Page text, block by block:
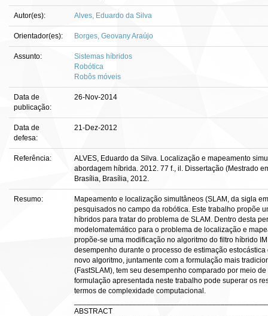
Autor(es): Alves, Eduardo da Silva
Orientador(es): Borges, Geovany Araújo
Assunto:
Sistemas híbridos
Robótica
Robôs móveis
Data de
publicação:
26-Nov-2014
Data de
defesa:
21-Dez-2012
Referência:
ALVES, Eduardo da Silva. Localização e mapeamento
abordagem híbrida. 2012. 77 f., il. Dissertação (Mestrado
Brasília, Brasília, 2012.
Resumo:
Mapeamento e localização simultâneos (SLAM, da sigla
pesquisados no campo da robótica. Este trabalho propõe
híbridos para tratar do problema de SLAM. Dentro desta
modelomatemático para o problema de localização e
propõe-se uma modificação no algoritmo do filtro híbrido
desempenho durante o processo de estimação
novo algoritmo, juntamente com a formulação mais
(FastSLAM), tem seu desempenho comparado por meio
formulação apresentada neste trabalho pode superar os
termos de complexidade computacional.
ABSTRACT